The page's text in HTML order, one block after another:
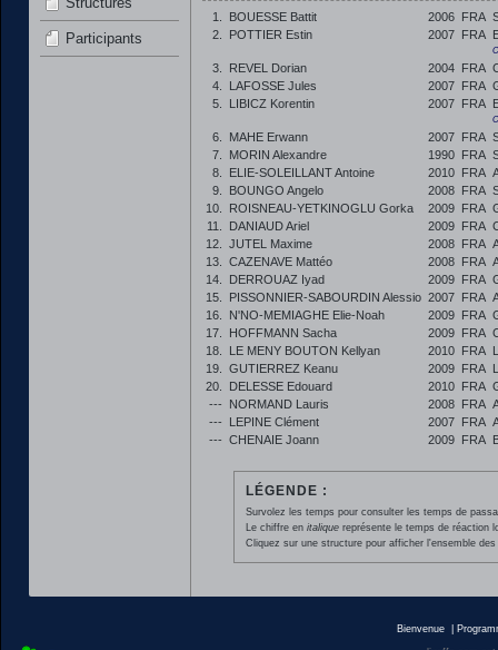
Participants
1.
BOUESSE Battit 2006 FRA
2.
POTTIER Estin 2007 FRA
3. REVEL Dorian 2004 FRA
4.
LAFOSSE Jules 2007 FRA
5.
LIBICZ Korentin 2007 FRA
6. MAHE Erwann 2007 FRA
7.
MORIN Alexandre 1990 FRA
8.
ELIE-SOLEILLANT Antoine 2010 FRA
9.
BOUNGO Angelo 2008 FRA
10.
ROISNEAU-YETKINOGLU Gorka 2009 FRA
11.
DANIAUD Ariel 2009 FRA
12.
JUTEL Maxime 2008 FRA
13.
CAZENAVE Mattéo 2008 FRA
14.
DERROUAZ Iyad 2009 FRA
15.
PISSONNIER-SABOURDIN Alessio 2007 FRA
16.
N'NO-MEMIAGHE Elie-Noah 2009 FRA
17.
HOFFMANN Sacha 2009 FRA
18.
LE MENY BOUTON Kellyan 2010 FRA
19.
GUTIERREZ Keanu 2009 FRA
20.
DELESSE Edouard 2010 FRA
---
NORMAND Lauris 2008 FRA
---
LEPINE Clément 2007 FRA
--- CHENAIE Joann 2009 FRA
LÉGENDE :
Survolez les temps pour consulter les temps de
Le chiffre en italiquereprésente le temps de réaction
Cliquez sur une structure pour afficher l'ensemble
Bienvenue